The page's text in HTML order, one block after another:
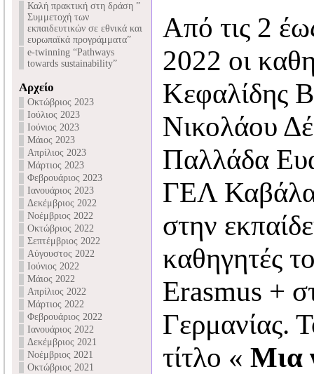
Καλή πρακτική στη δράση ”
Συμμετοχή των
εκπαιδευτικών σε εθνικά και
ευρωπαϊκά προγράμματα”
e-twinning “Pathways
towards sustainability”
Αρχείο
Οκτώβριος 2023
Ιούλιος 2023
Ιούνιος 2023
Μάιος 2023
Απρίλιος 2023
Μάρτιος 2023
Φεβρουάριος 2023
Ιανουάριος 2023
Δεκέμβριος 2022
Νοέμβριος 2022
Οκτώβριος 2022
Σεπτέμβριος 2022
Αύγουστος 2022
Ιούνιος 2022
Μάιος 2022
Απρίλιος 2022
Μάρτιος 2022
Φεβρουάριος 2022
Ιανουάριος 2022
Δεκέμβριος 2021
Νοέμβριος 2021
Οκτώβριος 2021
Από τις 2
2022 οι
Κεφαλίδης
Νικολάου
Παλλάδα
ΓΕΛ
στην
καθηγητές
Erasmus +
Γερμανίας.
τίτλο « Μια